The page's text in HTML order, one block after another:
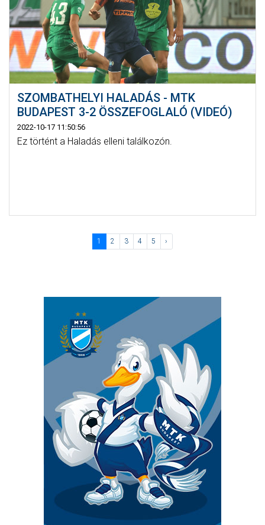
SZOMBATHELYI HALADÁS - MTK
BUDAPEST 3-2 ÖSSZEFOGLALÓ (VIDEÓ)
2022-10-17 11:50:56
Ez történt a Haladás elleni találkozón.
1 2 3 4 5 ›